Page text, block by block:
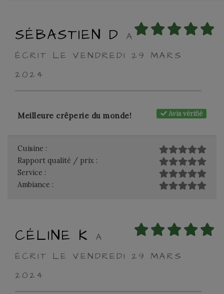
SÉBASTIEN D
A
ÉCRIT LE VENDREDI 29 MARS
2024
Avis vérifié
Meilleure crêperie du monde!
Cuisine :
Rapport qualité / prix :
Service :
Ambiance :
CÉLINE K
A
ÉCRIT LE VENDREDI 29 MARS
2024